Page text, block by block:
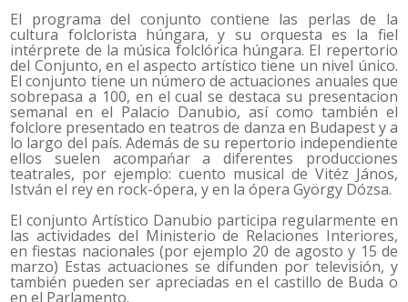
El programa del conjunto contiene las perlas de la
cultura folclorista húngara, y su orquesta es la fiel
intérprete de la música folclórica húngara. El repertorio
del Conjunto, en el aspecto artístico tiene un nivel único.
El conjunto tiene un número de actuaciones anuales que
sobrepasa a 100, en el cual se destaca su presentacion
semanal en el Palacio Danubio, así como también el
folclore presentado en teatros de danza en Budapest y a
lo largo del país. Además de su repertorio independiente
ellos suelen acompańar a diferentes producciones
teatrales, por ejemplo: cuento musical de Vitéz János,
István el rey en rock-ópera, y en la ópera György Dózsa.
El conjunto Artístico Danubio participa regularmente en
las actividades del Ministerio de Relaciones Interiores,
en fiestas nacionales (por ejemplo 20 de agosto y 15 de
marzo) Estas actuaciones se difunden por televisión, y
también pueden ser apreciadas en el castillo de Buda o
en el Parlamento.